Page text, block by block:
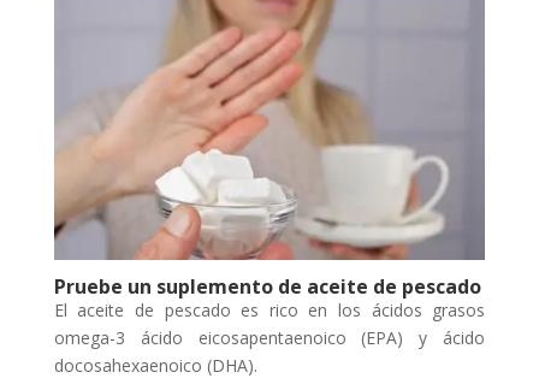
Pruebe un suplemento de aceite de pescado
El aceite de pescado es rico en los ácidos grasos
omega-3 ácido eicosapentaenoico (EPA) y ácido
docosahexaenoico (DHA).